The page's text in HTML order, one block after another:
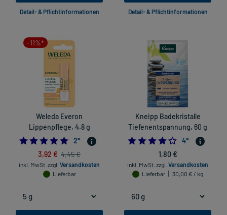
Detail- & Pflichtinformationen Detail- & Pflichtinformationen
-11%*
Weleda Everon
Lippenpflege, 4.8 g
5.0
2*
3,92 € 4,45 €
inkl. MwSt. zzgl. Versandkosten
Lieferbar
Kneipp Badekristalle
Tiefenentspannung, 60 g
4.0
4*
1,80 €
inkl. MwSt. zzgl. Versandkosten
Lieferbar
30,00 € / kg